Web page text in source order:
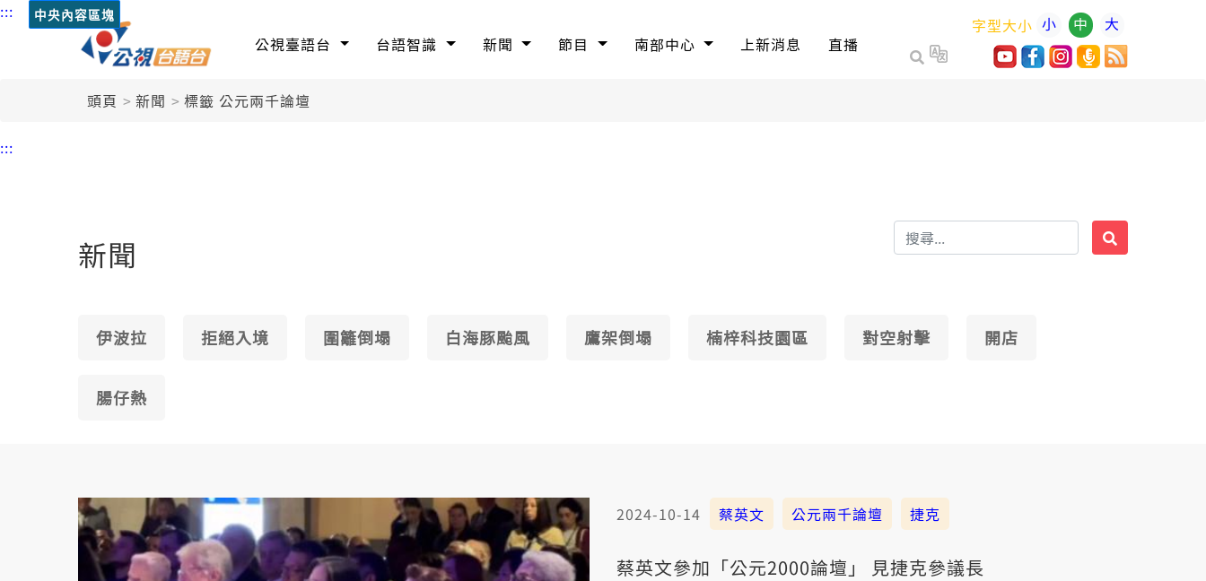
::: 中央內容區塊
公視臺語台 台語智識 新聞 節目 南部中心 上新消息 直播
字型大小 小 中 大
頭頁 新聞 標籤 公元兩千論壇
:::
新聞
伊波拉 拒絕入境 圍籬倒塌 白海豚颱風 鷹架倒塌 楠梓科技園區 對空射擊 開店
腸仔熱
2024-10-14 蔡英文 公元兩千論壇 捷克
蔡英文參加「公元2000論壇」 見捷克參議長